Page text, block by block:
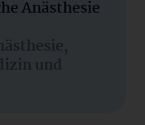
Anästhesie
und